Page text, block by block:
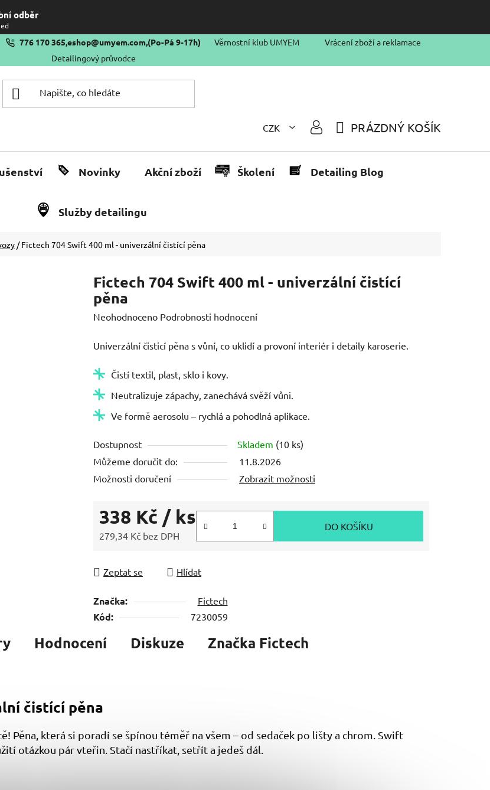
odběr
776 170 365,eshop@umyem.com,(Po-Pá 9-17h) Věrnostní klub UMYEM
Vrácení zboží a reklamace
Detailingový průvodce
CZK
KOŠÍK
PRÁZDNÝ KOŠÍK
Novinky Akční zboží Školení Detailing Blog
Služby detailingu
/ Fictech 704 Swift 400 ml - univerzální čistící pěna
Fictech 704 Swift 400 ml - univerzální čistící
pěna
Průměrné
produktu
0,0
z
5
Neohodnoceno Podrobnosti hodnocení
Univerzální čisticí pěna s vůní, co uklidí a provoní interiér i detaily karoserie.
Čistí textil, plast, sklo i kovy.
Neutralizuje zápachy, zanechává svěží vůni.
Ve formě aerosolu – rychlá a pohodlná aplikace.
Dostupnost Skladem (10 ks)
Můžeme doručit do:
11.8.2026
Možnosti doručení
Zobrazit možnosti
338 Kč / ks
279,34 Kč bez DPH
DO KOŠÍKU
Zeptat se Hlídat
Značka: Fictech
Kód: 7230059
Hodnocení Diskuze Značka Fictech
čistící pěna
Pěna, která si poradí se špínou téměř na všem – od sedaček po lišty a chrom. Swift
otázkou pár vteřin. Stačí nastříkat, setřít a jedeš dál.